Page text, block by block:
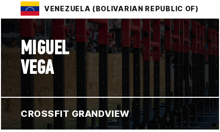
VENEZUELA (BOLIVARIAN REPUBLIC OF)
MIGUEL
VEGA
CROSSFIT GRANDVIEW